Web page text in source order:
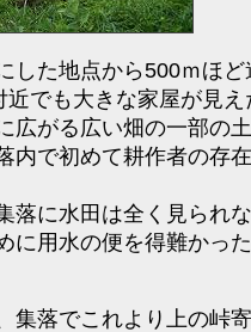
した地点から500ｍほど
でも大きな家屋が見え
広がる広い畑の一部の
内で初めて耕作者の存
落に水田は全く見られ
に用水の便を得難かっ
集落でこれより上の峠